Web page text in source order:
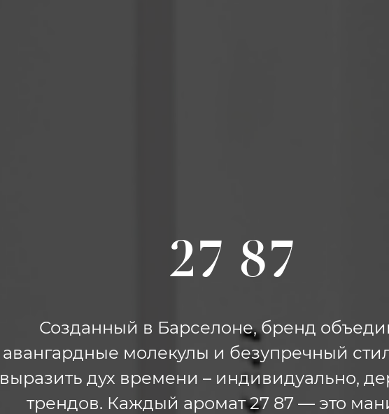
27 87
Созданный в Барселоне, бренд
авангардные молекулы и безупречный
выразить дух времени – индивидуально,
трендов. Каждый аромат 27 87 — это